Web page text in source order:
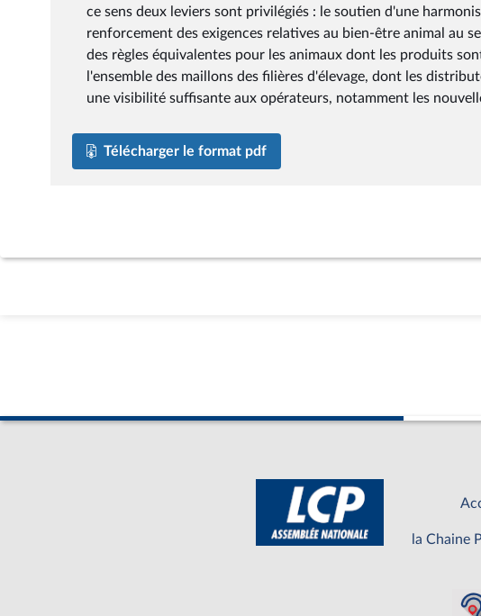
ce sens deux leviers sont privilégiés : le soutien d'une
renforcement des exigences relatives au bien-être animal au
des règles équivalentes pour les animaux dont les produits
l'ensemble des maillons des filières d'élevage, dont les
une visibilité suffisante aux opérateurs, notamment les
Télécharger le format pdf
la Chaine